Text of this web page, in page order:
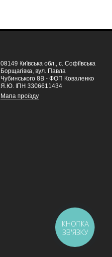
08149 Київська обл., с. Софіївська
Борщагівка, вул. Павла
Чубинського 8В - ФОП Коваленко
Я.Ю. ІПН 3306611434
Мапа проїзду
КНОПКА
ЗВ'ЯЗКУ